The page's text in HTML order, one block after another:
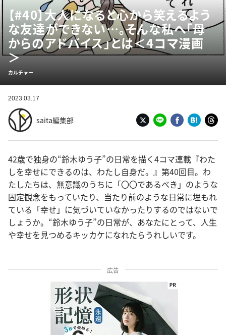
【#40】大人になると心から笑えるよう
な友達ができない…。そんな私へ「母
からのアドバイス」とは＜4コマ漫画
＞
カルチャー
2023.03.17
saita編集部
42歳で独身の“鈴木ゆう子”の日常を描く4コマ連載『わた
しを幸せにできるのは、わたし自身だ。』第40回目。わ
たしたちは、無意識のうちに「〇〇であるべき」のような
固定観念をもっていたり、当たり前のような日常に埋もれ
ている「幸せ」に気づいていなかったりするのではないで
しょうか。“鈴木ゆう子”の日常が、あなたにとって、人生
や幸せを見つめるキッカケになれたらうれしいです。
広告